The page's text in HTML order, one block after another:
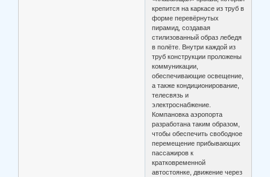
крепится на каркасе из труб в
форме перевёрнутых
пирамид, создавая
стилизованный образ лебедя
в полёте. Внутри каждой из
труб конструкции проложены
коммуникации,
обеспечивающие освещение,
а также кондиционирование,
телесвязь и
электроснабжение.
Компановка аэропорта
разработана таким образом,
чтобы обеспечить свободное
перемещение прибывающих
пассажиров к
кратковременной
автостоянке, движение через